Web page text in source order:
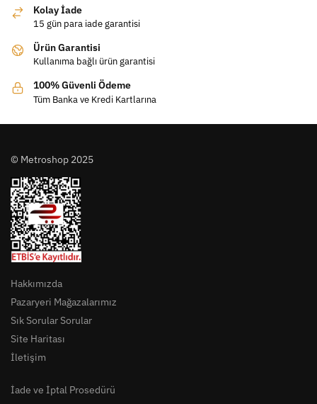
Kolay İade
15 gün para iade garantisi
Ürün Garantisi
Kullanıma bağlı ürün garantisi
100% Güvenli Ödeme
Tüm Banka ve Kredi Kartlarına
© Metroshop 2025
Hakkımızda
Pazaryeri Mağazalarımız
Sık Sorular Sorular
Site Haritası
İletişim
İade ve İptal Prosedürü